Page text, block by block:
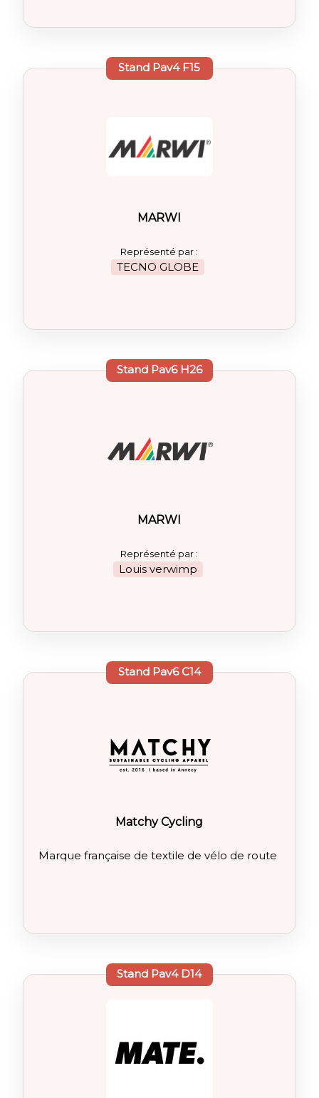
Stand Pav4 F15
MARWI
Représenté par :
TECNO GLOBE
StandPav6 H26
MARWI
Représenté par :
Louis verwimp
StandPav6 C14
Matchy Cycling
Marque française de textile de vélo de route
Stand Pav4 D14